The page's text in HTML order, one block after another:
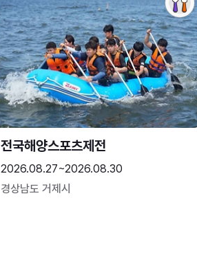
전국해양스포츠제전
2026.08.27~2026.08.30
경상남도 거제시